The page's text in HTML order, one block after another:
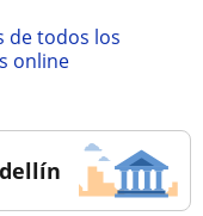
online